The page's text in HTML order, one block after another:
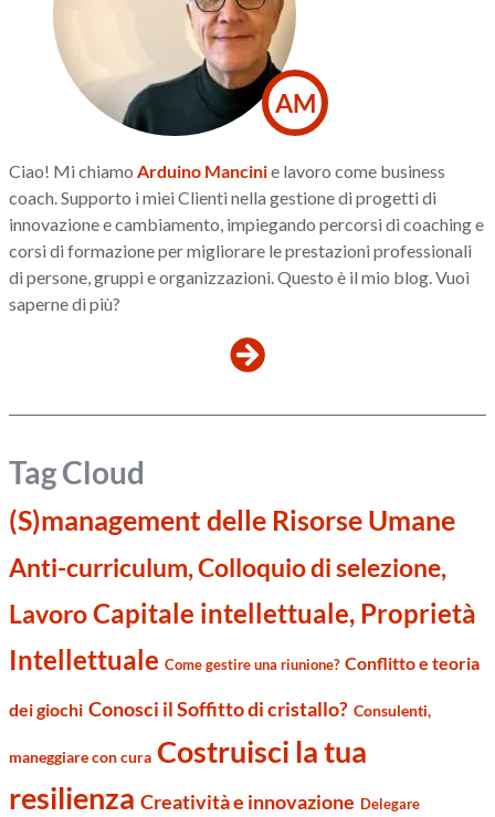
AM
Ciao! Mi chiamo Arduino Mancinie lavoro come business
coach. Supporto i miei Clienti nella gestione di progetti di
innovazione e cambiamento, impiegando percorsi di coaching e
corsi di formazione per migliorare le prestazioni professionali
di persone, gruppi e organizzazioni. Questo è il mio blog. Vuoi
saperne di più?
Tag Cloud
(S)management delle Risorse Umane
Anti-curriculum, Colloquio di selezione,
LavoroCapitale intellettuale, Proprietà
Intellettuale Come gestire una riunione? Conflitto e teoria
dei giochi Conosci il Soffitto di cristallo? Consulenti,
maneggiare con cura Costruisci la tua
resilienza Creatività e innovazione Delegare